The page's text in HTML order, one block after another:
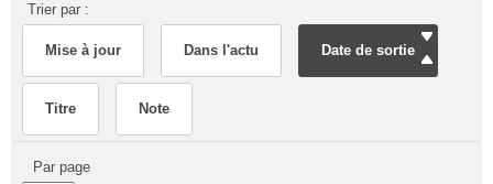
Trier par :
Mise à jour Dans l'actu Date de sortie
Titre Note
Par page